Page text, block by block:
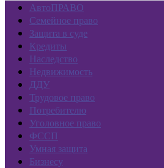
АвтоПРАВО
Семейное право
Защита в суде
Кредиты
Наследство
Недвижимость
ДДУ
Трудовое право
Потребителю
Уголовное право
ФССП
Умная защита
Бизнесу